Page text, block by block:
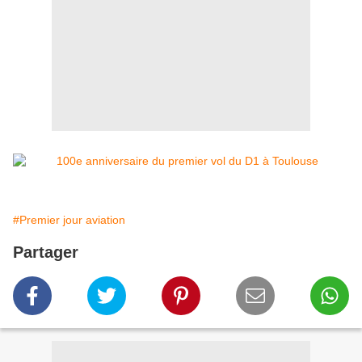
#Premier jour aviation
Partager